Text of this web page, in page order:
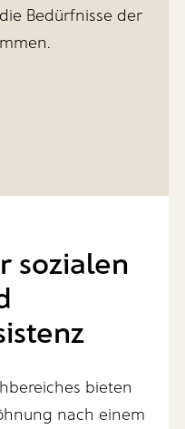
Bedürfnisse der
sozialen
bieten
nach einem